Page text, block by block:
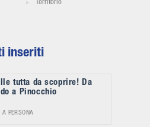
Territorio
inseriti
tutta da scoprire! Da
a Pinocchio
A PERSONA